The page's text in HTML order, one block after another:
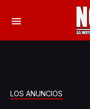
LOS ANUNCIOS